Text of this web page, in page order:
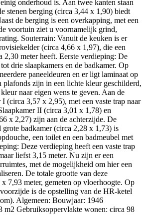
onderhoud is. Aan twee kanten staan
stenen berging (circa 3,44 x 1,90) biedt
de berging is een overkapping, met een
voortuin ziet u voornamelijk grind,
Souterrain: Vanuit de keuken is er
(circa 4,66 x 1,97), die een
2,30 meter heeft. Eerste verdieping: De
drie slaapkamers en de badkamer. Op
paneeldeuren en er ligt laminaat op
plafonds zijn in een lichte kleur geschilderd,
naar eigen wens te geven. Aan de
(circa 3,57 x 2,95), met een vaste trap naar
II (circa 3,01 x 1,78) en
x 2,27) zijn aan de achterzijde. De
grote badkamer (circa 2,28 x 1,73) is
een toilet en een badmeubel met
Deze verdieping heeft een vaste trap
liefst 3,15 meter. Nu zijn er een
met de mogelijkheid om hier een
De totale grootte van deze
7,93 meter, gemeten op vloerhoogte. Op
is de opstelling van de HR-ketel
Algemeen: Bouwjaar: 1946
m2 Gebruiksoppervlakte wonen: circa 98